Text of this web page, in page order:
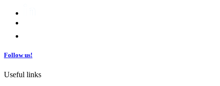
Follow us!
Useful links